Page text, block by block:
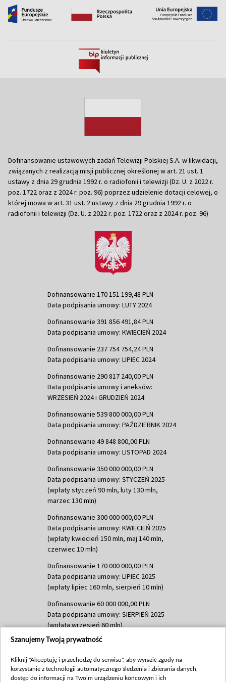
Dofinansowanie ustawowych zadań Telewizji Polskiej S.A. w likwidacji,
związanych z realizacją misji publicznej określonej w art. 21 ust. 1
ustawy z dnia 29 grudnia 1992 r. o radiofonii i telewizji (Dz. U. z 2022 r.
poz. 1722 oraz z 2024 r. poz. 96) poprzez udzielenie dotacji celowej, o
której mowa w art. 31 ust. 2 ustawy z dnia 29 grudnia 1992 r. o
radiofonii i telewizji (Dz. U. z 2022 r. poz. 1722 oraz z 2024 r. poz. 96)
Dofinansowanie 170 151 199,48 PLN
Data podpisania umowy: LUTY 2024
Dofinansowanie 391 856 491,84 PLN
Data podpisania umowy: KWIECIEŃ 2024
Dofinansowanie 237 754 754,24 PLN
Data podpisania umowy: LIPIEC 2024
Dofinansowanie 290 817 240,00 PLN
Data podpisania umowy i aneksów:
WRZESIEŃ 2024 i GRUDZIEŃ 2024
Dofinansowanie 539 800 000,00 PLN
Data podpisania umowy: PAŹDZIERNIK 2024
Dofinansowanie 49 848 800,00 PLN
Data podpisania umowy: LISTOPAD 2024
Dofinansowanie 350 000 000,00 PLN
Data podpisania umowy: STYCZEŃ 2025
(wpłaty styczeń 90 mln, luty 130 mln,
marzec 130 mln)
Dofinansowanie 300 000 000,00 PLN
Data podpisania umowy: KWIECIEŃ 2025
(wpłaty kwiecień 150 mln, maj 140 mln,
czerwiec 10 mln)
Dofinansowanie 170 000 000,00 PLN
Data podpisania umowy: LIPIEC 2025
(wpłaty lipiec 160 mln, sierpień 10 mln)
Dofinansowanie 60 000 000,00 PLN
Data podpisania umowy: SIERPIEŃ 2025
(wpłata wrzesień 60 mln)
Dofinansowanie 635 783 051,21 PLN
(wpłata wrzesień 100 mln, październik 350
mln, listopad 265 mln)
Szanujemy Twoją prywatność
Kliknij "Akceptuję i przechodzę do serwisu", aby wyrazić zgody na
korzystanie z technologii automatycznego śledzenia i zbierania danych,
dostęp do informacji na Twoim urządzeniu końcowym i ich